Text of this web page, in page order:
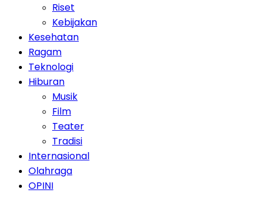
Riset
Kebijakan
Kesehatan
Ragam
Teknologi
Hiburan
Musik
Film
Teater
Tradisi
Internasional
Olahraga
OPINI